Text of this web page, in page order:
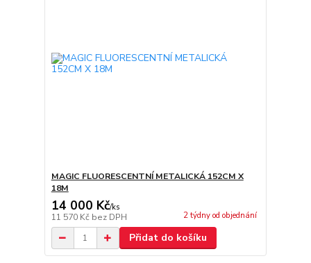
MAGIC FLUORESCENTNÍ METALICKÁ 152CM X
18M
14 000 Kč/ks
11 570 Kč bez DPH 2 týdny od objednání
Přidat do košíku